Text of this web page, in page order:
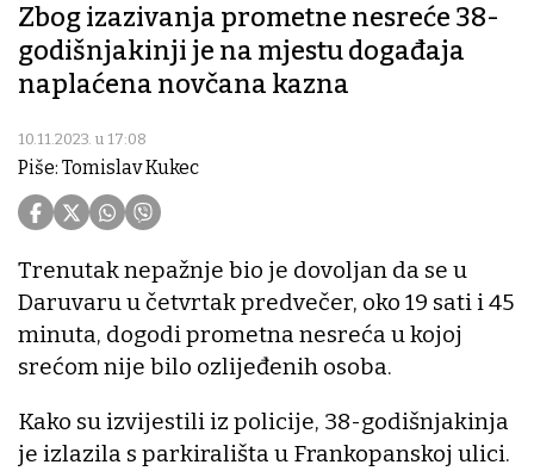
Zbog izazivanja prometne nesreće 38-
godišnjakinji je na mjestu događaja
naplaćena novčana kazna
10.11.2023. u 17:08
Piše: Tomislav Kukec
Trenutak nepažnje bio je dovoljan da se u
Daruvaru u četvrtak predvečer, oko 19 sati i 45
minuta, dogodi prometna nesreća u kojoj
srećom nije bilo ozlijeđenih osoba.
Kako su izvijestili iz policije, 38-godišnjakinja
je izlazila s parkirališta u Frankopanskoj ulici.